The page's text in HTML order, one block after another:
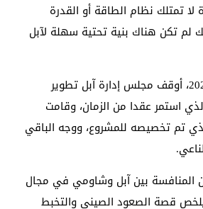
لا تمتلك نظام الطاقة أو القدرة
لم تكن هناك بنية تحتية سهلة لآبل
ونتيجة لذلك، وعام 2024، أوقف مجلس إدارة آبل تطوير
استمر عقدا من الزمان، وقامت
تم تخصيصه للمشروع، ووجه الباقي
المنافسة بين آبل وشاومي في مجال
يلخص قصة الصعود الصيني والتخبط